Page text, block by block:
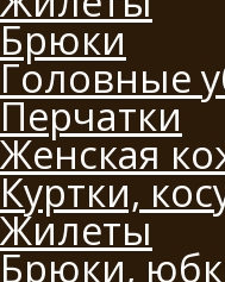
Брюки
Головные
Перчатки
Женская
Куртки,
Жилеты
Брюки,